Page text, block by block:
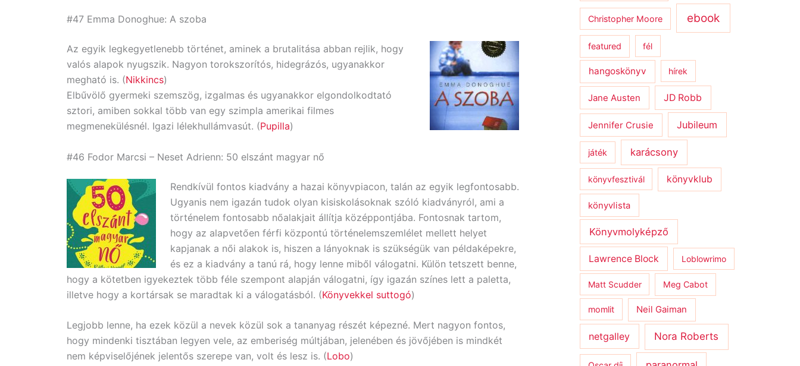
#47 Emma Donoghue: A szoba
Az egyik legkegyetlenebb történet, aminek a brutalitása abban rejlik, hogy
valós alapok nyugszik. Nagyon torokszorítós, hidegrázós, ugyanakkor
megható is. (Nikkincs)
Elbűvölő gyermeki szemszög, izgalmas és ugyanakkor elgondolkodtató
sztori, amiben sokkal több van egy szimpla amerikai filmes
megmenekülésnél. Igazi lélekhullámvasút. (Pupilla)
#46 Fodor Marcsi – Neset Adrienn: 50 elszánt magyar nő
Rendkívül fontos kiadvány a hazai könyvpiacon, talán az egyik legfontosabb.
Ugyanis nem igazán tudok olyan kisiskolásoknak szóló kiadványról, ami a
történelem fontosabb nőalakjait állítja középpontjába. Fontosnak tartom,
hogy az alapvetően férfi központú történelemszemlélet mellett helyet
kapjanak a női alakok is, hiszen a lányoknak is szükségük van példaképekre,
és ez a kiadvány a tanú rá, hogy lenne miből válogatni. Külön tetszett benne,
hogy a kötetben igyekeztek több féle szempont alapján válogatni, így igazán színes lett a paletta,
illetve hogy a kortársak se maradtak ki a válogatásból. (Könyvekkel suttogó)
Legjobb lenne, ha ezek közül a nevek közül sok a tananyag részét képezné. Mert nagyon fontos,
hogy mindenki tisztában legyen vele, az emberiség múltjában, jelenében és jövőjében is mindkét
nem képviselőjének jelentős szerepe van, volt és lesz is. (Lobo)
Christopher Moore ebook
featured fél
hangoskönyv hírek
Jane Austen JD Robb
Jennifer Crusie Jubileum
játék karácsony
könyvfesztivál könyvklub
könyvlista
Könyvmolyképző
Lawrence Block Loblowrimo
Matt Scudder Meg Cabot
momlit Neil Gaiman
netgalley Nora Roberts